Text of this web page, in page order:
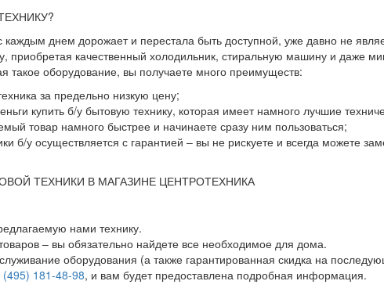
каждым днем дорожает и перестала быть доступной, уже давно не
приобретая качественный холодильник, стиральную машину и даже
такое оборудование, вы получаете много преимуществ:
за предельно низкую цену;
купить б/у бытовую технику, которая имеет намного лучшие
товар намного быстрее и начинаете сразу ним пользоваться;
б/у осуществляется с гарантией – вы не рискуете и всегда можете
ТЕХНИКИ В МАГАЗИНЕ ЦЕНТРОТЕХНИКА
нами технику.
– вы обязательно найдете все необходимое для дома.
оборудования (а также гарантированная скидка на
(495) 181-48-98, и вам будет предоставлена подробная информация.